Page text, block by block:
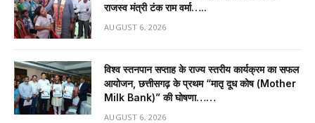
राजस्व मंत्री टंक राम वर्मा…..
AUGUST 6, 2026
विश्व स्तनपान सप्ताह के राज्य स्तरीय कार्यक्रम का सफल
आयोजन, छत्तीसगढ़ के प्रथम “मातृ दूध कोष (Mother
Milk Bank)” की घोषणा……
AUGUST 6, 2026